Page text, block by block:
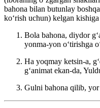
bahona bilan butunlay
koʻrish uchun) kelgan
Bola bahona, diydor
yonma-yon oʻtirishga
Ha yoqmay ketsin-a,
gʻanimat ekan-da,
Gulni bahona qilib,